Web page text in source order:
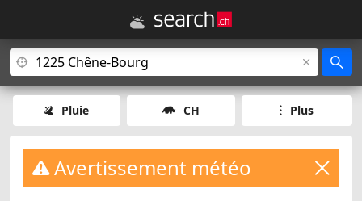
Pluie CH Plus
Avertissement météo